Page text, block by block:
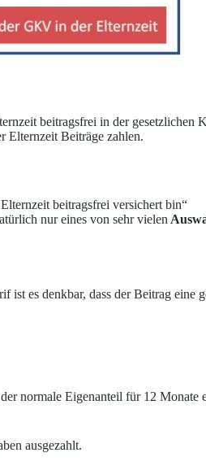
beitragsfrei in der
Elternzeit Beiträge zahlen.
beitragsfrei versichert bin“
nur eines von sehr vielen
es denkbar, dass der Beitrag eine
normale Eigenanteil für 12
ausgezahlt.